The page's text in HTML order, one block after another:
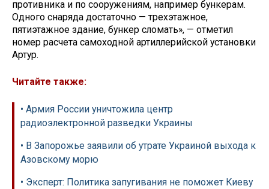
противника и по сооружениям, например бункерам.
Одного снаряда достаточно — трехэтажное,
пятиэтажное здание, бункер сломать», — отметил
номер расчета самоходной артиллерийской установки
Артур.
Читайте также:
• Армия России уничтожила центр
радиоэлектронной разведки Украины
• В Запорожье заявили об утрате Украиной выхода к
Азовскому морю
• Эксперт: Политика запугивания не поможет Киеву